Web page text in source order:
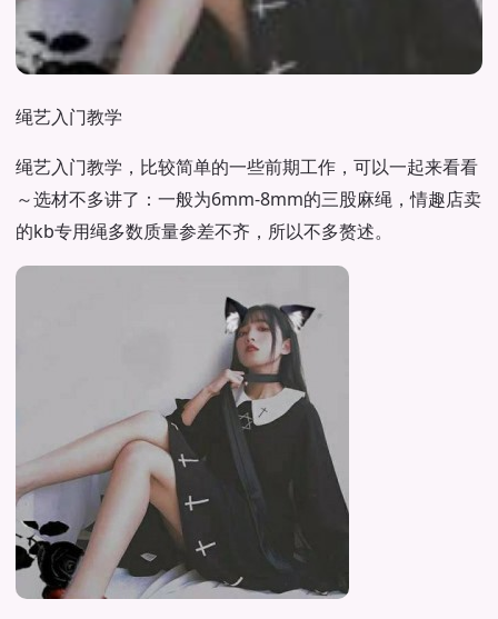
绳艺入门教学
绳艺入门教学，比较简单的一些前期工作，可以一起来看看
～选材不多讲了：一般为6mm-8mm的三股麻绳，情趣店卖
的kb专用绳多数质量参差不齐，所以不多赘述。